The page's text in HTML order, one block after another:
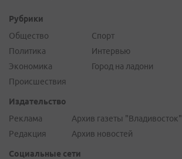
Рубрики
Общество
Политика
Экономика
Происшествия
Спорт
Интервью
Город на ладони
Издательство
Реклама
Редакция
Архив газеты "Владивосток"
Архив новостей
Социальные сети